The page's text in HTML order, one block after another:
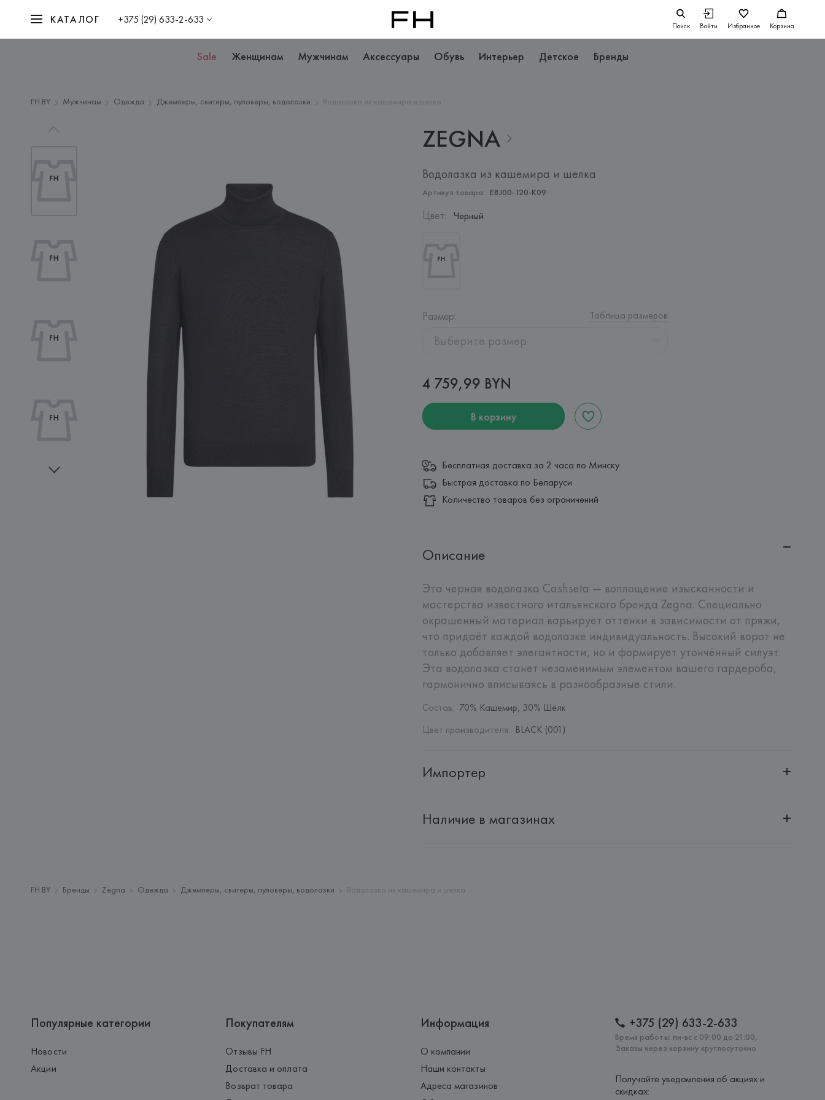
КАТАЛОГ +375 (29) 633-2-633 Поиск Войти Избранное Корзина
Sale Женщинам Мужчинам Аксессуары Обувь Интерьер Детское Бренды
FH.BY Мужчинам Одежда Джемперы, свитеры, пуловеры, водолазки Водолазка из кашемира и шелка
ZEGNA
Водолазка из кашемира и шелка
Артикул товара: E8J00-120-K09
Цвет: Черный
Размер: Таблица размеров
Выберите размер
4 759,99 BYN
В корзину
Бесплатная доставка за 2 часа по Минску
Быстрая доставка по Беларуси
Количество товаров без ограничений
Описание
Эта черная водолазка Cashseta — воплощение изысканности и
мастерства известного итальянского бренда Zegna. Специально
окрашенный материал варьирует оттенки в зависимости от пряжи,
что придаёт каждой водолазке индивидуальность. Высокий ворот не
только добавляет элегантности, но и формирует утончённый силуэт.
Эта водолазка станет незаменимым элементом вашего гардероба,
гармонично вписываясь в разнообразные стили.
Состав: 70% Кашемир, 30% Шёлк
Цвет производителя: BLACK (001)
Импортер
Адрес: Республика Беларусь, 220051, г. Минск, ул. Рафиева, д. 64, помещение 2-27
Наличие в магазинах
FH.BY Бренды Zegna Одежда Джемперы, свитеры, пуловеры, водолазки Водолазка из кашемира и шелка
Популярные категории
Новости
Акции
Покупателям
Отзывы FH
Доставка и оплата
Возврат товара
Информация
О компании
Наши контакты
Адреса магазинов
+375 (29) 633-2-633
Время работы: пн-вс с 09:00 до 21:00,
Заказы через корзину круглосуточно
Получайте уведомления об акциях и
скидках: